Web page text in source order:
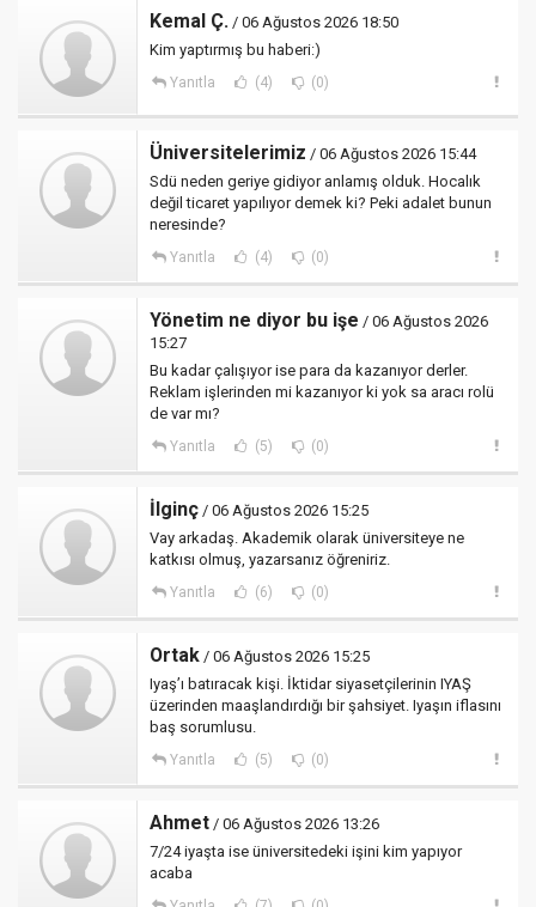
Kemal Ç. / 06 Ağustos 2026 18:50
Kim yaptırmış bu haberi:)
Yanıtla (4) (0)
Üniversitelerimiz / 06 Ağustos 2026 15:44
Sdü neden geriye gidiyor anlamış olduk. Hocalık
değil ticaret yapılıyor demek ki? Peki adalet bunun
neresinde?
Yanıtla (4) (0)
Yönetim ne diyor bu işe / 06 Ağustos 2026
15:27
Bu kadar çalışıyor ise para da kazanıyor derler.
Reklam işlerinden mi kazanıyor ki yok sa aracı rolü
de var mı?
Yanıtla (5) (0)
İlginç / 06 Ağustos 2026 15:25
Vay arkadaş. Akademik olarak üniversiteye ne
katkısı olmuş, yazarsanız öğreniriz.
Yanıtla (6) (0)
Ortak / 06 Ağustos 2026 15:25
Iyaş’ı batıracak kişi. İktidar siyasetçilerinin IYAŞ
üzerinden maaşlandırdığı bir şahsiyet. Iyaşın iflasını
baş sorumlusu.
Yanıtla (5) (0)
Ahmet / 06 Ağustos 2026 13:26
7/24 iyaşta ise üniversitedeki işini kim yapıyor
acaba